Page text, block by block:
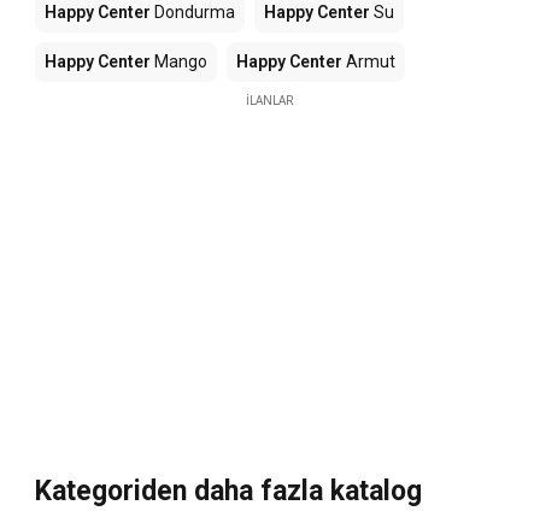
Happy Center Dondurma Happy Center Su
Happy Center Mango Happy Center Armut
İLANLAR
Kategoriden daha fazla katalog